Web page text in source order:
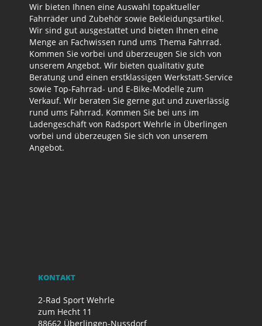
Wir bieten Ihnen eine Auswahl topaktueller
Fahrräder und Zubehör sowie Bekleidungsartikel.
Wir sind gut ausgestattet und bieten Ihnen eine
Menge an Fachwissen rund ums Thema Fahrrad.
Kommen Sie vorbei und überzeugen Sie sich von
unserem Angebot. Wir bieten qualitativ gute
Beratung und einen erstklassigen Werkstatt-Service
sowie Top-Fahrrad- und E-Bike-Modelle zum
Verkauf. Wir beraten Sie gerne gut und zuverlässig
rund ums Fahrrad. Kommen Sie bei uns im
Ladengeschäft von Radsport Wehrle in Überlingen
vorbei und überzeugen Sie sich von unserem
Angebot.
KONTAKT
2-Rad Sport Wehrle
zum Hecht 11
88662 Überlingen-Nussdorf